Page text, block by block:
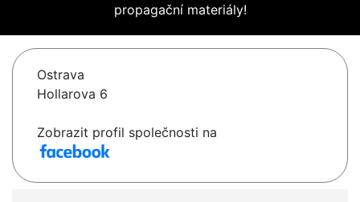
propagační materiály!
Ostrava
Hollarova 6
Zobrazit profil společnosti na